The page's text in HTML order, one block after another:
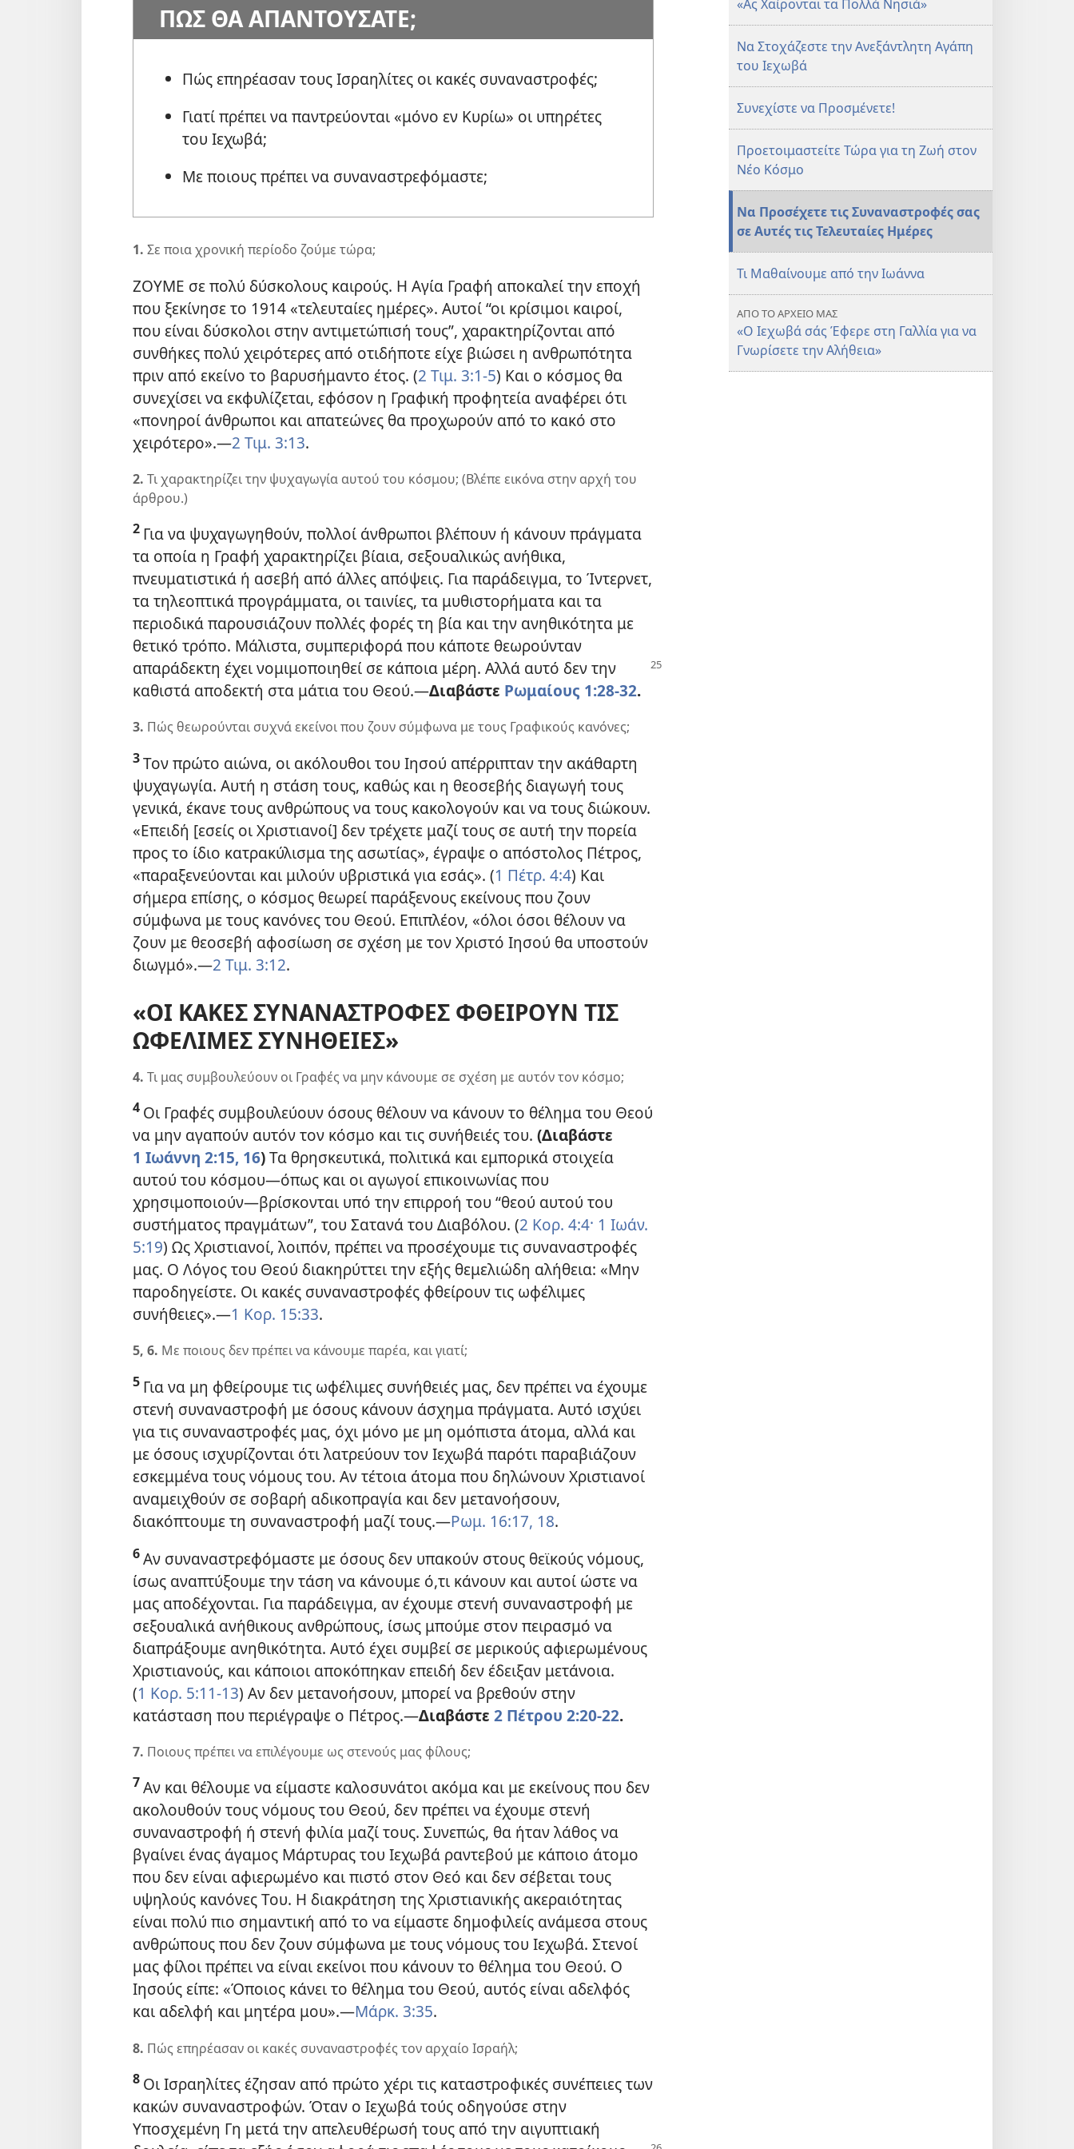
ΠΩΣ ΘΑ ΑΠΑΝΤΟΥΣΑΤΕ;
Πώς επηρέασαν τους Ισραηλίτες οι κακές συναναστροφές;
Γιατί πρέπει να παντρεύονται «μόνο εν Κυρίω» οι υπηρέτες
του Ιεχωβά;
Με ποιους πρέπει να συναναστρεφόμαστε;
1. Σε ποια χρονική περίοδο ζούμε τώρα;
ΖΟΥΜΕ σε πολύ δύσκολους καιρούς. Η Αγία Γραφή αποκαλεί την εποχή
που ξεκίνησε το 1914 «τελευταίες ημέρες». Αυτοί “οι κρίσιμοι καιροί,
που είναι δύσκολοι στην αντιμετώπισή τους”, χαρακτηρίζονται από
συνθήκες πολύ χειρότερες από οτιδήποτε είχε βιώσει η ανθρωπότητα
πριν από εκείνο το βαρυσήμαντο έτος. (2 Τιμ. 3:1-5) Και ο κόσμος θα
συνεχίσει να εκφυλίζεται, εφόσον η Γραφική προφητεία αναφέρει ότι
«πονηροί άνθρωποι και απατεώνες θα προχωρούν από το κακό στο
χειρότερο».—2 Τιμ. 3:13.
2. Τι χαρακτηρίζει την ψυχαγωγία αυτού του κόσμου; (Βλέπε εικόνα στην αρχή του
άρθρου.)
2 Για να ψυχαγωγηθούν, πολλοί άνθρωποι βλέπουν ή κάνουν πράγματα
τα οποία η Γραφή χαρακτηρίζει βίαια, σεξουαλικώς ανήθικα,
πνευματιστικά ή ασεβή από άλλες απόψεις. Για παράδειγμα, το Ίντερνετ,
τα τηλεοπτικά προγράμματα, οι ταινίες, τα μυθιστορήματα και τα
περιοδικά παρουσιάζουν πολλές φορές τη βία και την ανηθικότητα με
θετικό τρόπο. Μάλιστα, συμπεριφορά που κάποτε θεωρούνταν
απαράδεκτη έχει νομιμοποιηθεί σε κάποια μέρη. Αλλά αυτό δεν την
καθιστά αποδεκτή στα μάτια του Θεού.—Διαβάστε Ρωμαίους 1:28-32.
3. Πώς θεωρούνται συχνά εκείνοι που ζουν σύμφωνα με τους Γραφικούς κανόνες;
3Τον πρώτο αιώνα, οι ακόλουθοι του Ιησού απέρριπταν την ακάθαρτη
ψυχαγωγία. Αυτή η στάση τους, καθώς και η θεοσεβής διαγωγή τους
γενικά, έκανε τους ανθρώπους να τους κακολογούν και να τους διώκουν.
«Επειδή [εσείς οι Χριστιανοί] δεν τρέχετε μαζί τους σε αυτή την πορεία
προς το ίδιο κατρακύλισμα της ασωτίας», έγραψε ο απόστολος Πέτρος,
«παραξενεύονται και μιλούν υβριστικά για εσάς». (1 Πέτρ. 4:4) Και
σήμερα επίσης, ο κόσμος θεωρεί παράξενους εκείνους που ζουν
σύμφωνα με τους κανόνες του Θεού. Επιπλέον, «όλοι όσοι θέλουν να
ζουν με θεοσεβή αφοσίωση σε σχέση με τον Χριστό Ιησού θα υποστούν
διωγμό».—2 Τιμ. 3:12.
«ΟΙ ΚΑΚΕΣ ΣΥΝΑΝΑΣΤΡΟΦΕΣ ΦΘΕΙΡΟΥΝ ΤΙΣ
ΩΦΕΛΙΜΕΣ ΣΥΝΗΘΕΙΕΣ»
4. Τι μας συμβουλεύουν οι Γραφές να μην κάνουμε σε σχέση με αυτόν τον κόσμο;
4 Οι Γραφές συμβουλεύουν όσους θέλουν να κάνουν το θέλημα του Θεού
να μην αγαπούν αυτόν τον κόσμο και τις συνήθειές του. (Διαβάστε
1 Ιωάννη 2:15, 16)Τα θρησκευτικά, πολιτικά και εμπορικά στοιχεία
αυτού του κόσμου—όπως και οι αγωγοί επικοινωνίας που
χρησιμοποιούν—βρίσκονται υπό την επιρροή του “θεού αυτού του
συστήματος πραγμάτων”, του Σατανά του Διαβόλου. (2 Κορ. 4:4· 1 Ιωάν.
5:19) Ως Χριστιανοί, λοιπόν, πρέπει να προσέχουμε τις συναναστροφές
μας. Ο Λόγος του Θεού διακηρύττει την εξής θεμελιώδη αλήθεια: «Μην
παροδηγείστε. Οι κακές συναναστροφές φθείρουν τις ωφέλιμες
συνήθειες».—1 Κορ. 15:33.
5, 6. Με ποιους δεν πρέπει να κάνουμε παρέα, και γιατί;
5 Για να μη φθείρουμε τις ωφέλιμες συνήθειές μας, δεν πρέπει να έχουμε
στενή συναναστροφή με όσους κάνουν άσχημα πράγματα. Αυτό ισχύει
για τις συναναστροφές μας, όχι μόνο με μη ομόπιστα άτομα, αλλά και
με όσους ισχυρίζονται ότι λατρεύουν τον Ιεχωβά παρότι παραβιάζουν
εσκεμμένα τους νόμους του. Αν τέτοια άτομα που δηλώνουν Χριστιανοί
αναμειχθούν σε σοβαρή αδικοπραγία και δεν μετανοήσουν,
διακόπτουμε τη συναναστροφή μαζί τους.—Ρωμ. 16:17, 18.
6Αν συναναστρεφόμαστε με όσους δεν υπακούν στους θεϊκούς νόμους,
ίσως αναπτύξουμε την τάση να κάνουμε ό,τι κάνουν και αυτοί ώστε να
μας αποδέχονται. Για παράδειγμα, αν έχουμε στενή συναναστροφή με
σεξουαλικά ανήθικους ανθρώπους, ίσως μπούμε στον πειρασμό να
διαπράξουμε ανηθικότητα. Αυτό έχει συμβεί σε μερικούς αφιερωμένους
Χριστιανούς, και κάποιοι αποκόπηκαν επειδή δεν έδειξαν μετάνοια.
(1 Κορ. 5:11-13) Αν δεν μετανοήσουν, μπορεί να βρεθούν στην
κατάσταση που περιέγραψε ο Πέτρος.—Διαβάστε 2 Πέτρου 2:20-22.
7. Ποιους πρέπει να επιλέγουμε ως στενούς μας φίλους;
7Αν και θέλουμε να είμαστε καλοσυνάτοι ακόμα και με εκείνους που δεν
ακολουθούν τους νόμους του Θεού, δεν πρέπει να έχουμε στενή
συναναστροφή ή στενή φιλία μαζί τους. Συνεπώς, θα ήταν λάθος να
βγαίνει ένας άγαμος Μάρτυρας του Ιεχωβά ραντεβού με κάποιο άτομο
που δεν είναι αφιερωμένο και πιστό στον Θεό και δεν σέβεται τους
υψηλούς κανόνες Του. Η διακράτηση της Χριστιανικής ακεραιότητας
είναι πολύ πιο σημαντική από το να είμαστε δημοφιλείς ανάμεσα στους
ανθρώπους που δεν ζουν σύμφωνα με τους νόμους του Ιεχωβά. Στενοί
μας φίλοι πρέπει να είναι εκείνοι που κάνουν το θέλημα του Θεού. Ο
Ιησούς είπε: «Όποιος κάνει το θέλημα του Θεού, αυτός είναι αδελφός
και αδελφή και μητέρα μου».—Μάρκ. 3:35.
8. Πώς επηρέασαν οι κακές συναναστροφές τον αρχαίο Ισραήλ;
8 Οι Ισραηλίτες έζησαν από πρώτο χέρι τις καταστροφικές συνέπειες των
κακών συναναστροφών. Όταν ο Ιεχωβά τούς οδηγούσε στην
Υποσχεμένη Γη μετά την απελευθέρωσή τους από την αιγυπτιακή
Αύγουστος 2015
Αύγουστος 2015
«Ας Χαίρονται τα Πολλά Νησιά»
Να Στοχάζεστε την Ανεξάντλητη Αγάπη
του Ιεχωβά
Συνεχίστε να Προσμένετε!
Προετοιμαστείτε Τώρα για τη Ζωή στον
Νέο Κόσμο
Να Προσέχετε τις Συναναστροφές σας
σε Αυτές τις Τελευταίες Ημέρες
Τι Μαθαίνουμε από την Ιωάννα
ΑΠΟ ΤΟ ΑΡΧΕΙΟ ΜΑΣ
«Ο Ιεχωβά σάς Έφερε στη Γαλλία για να
Γνωρίσετε την Αλήθεια»